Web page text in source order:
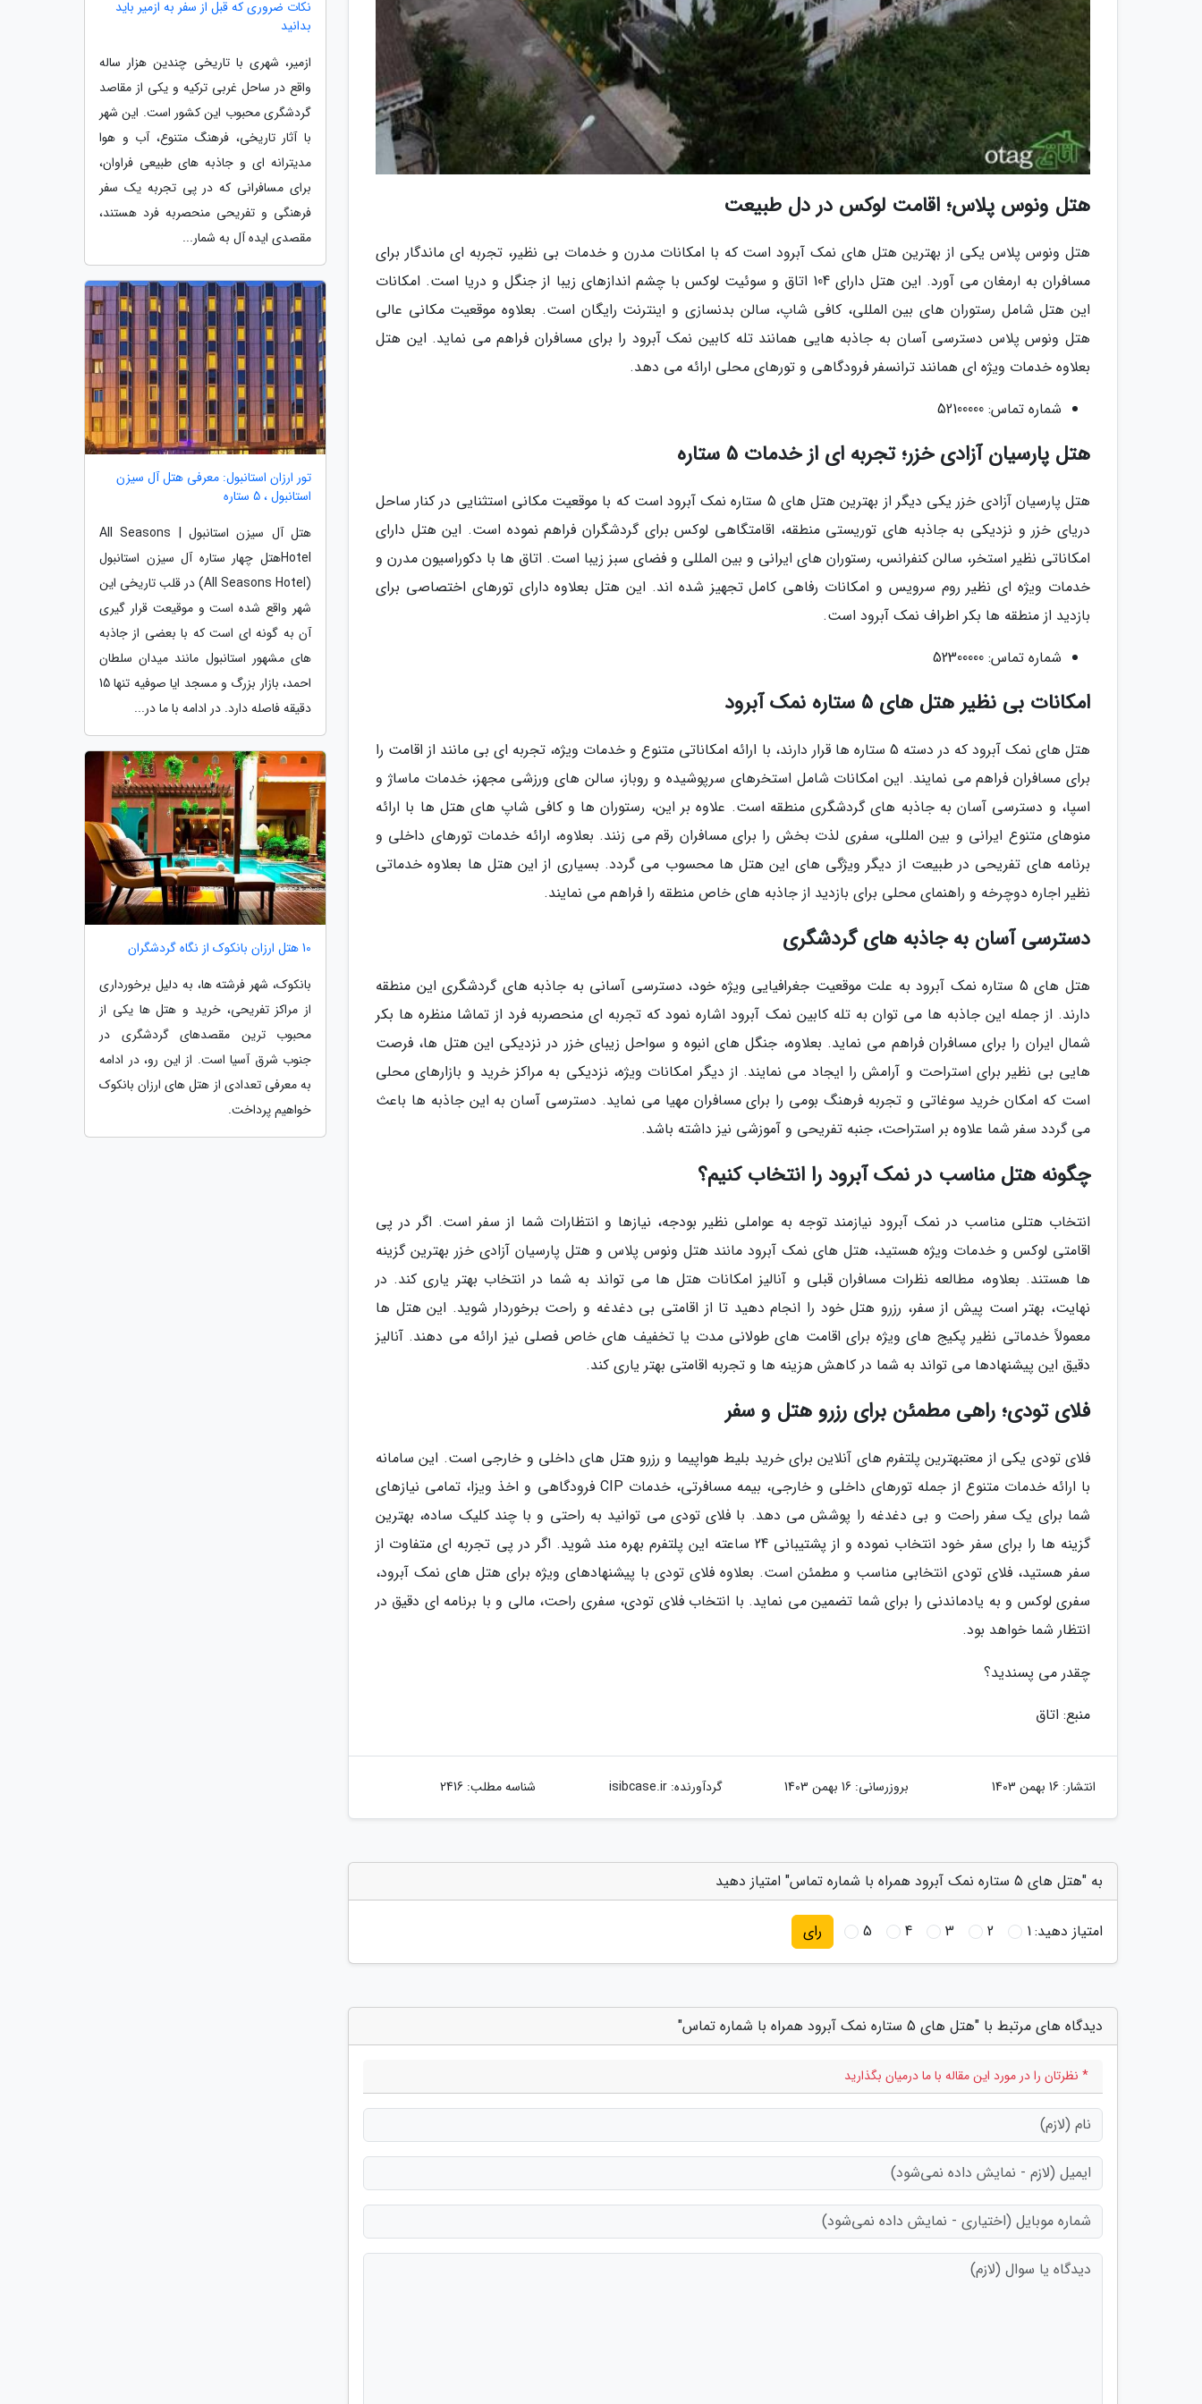
هتل ونوس پلاس؛ اقامت لوکس در دل طبیعت
هتل ونوس پلاس یکی از بهترین هتل های نمک آبرود است که با امکانات مدرن و خدمات بی نظیر، تجربه ای ماندگار برای
مسافران به ارمغان می آورد. این هتل دارای 104 اتاق و سوئیت لوکس با چشم اندازهای زیبا از جنگل و دریا است. امکانات
این هتل شامل رستوران های بین المللی، کافی شاپ، سالن بدنسازی و اینترنت رایگان است. بعلاوه موقعیت مکانی عالی
هتل ونوس پلاس دسترسی آسان به جاذبه هایی همانند تله کابین نمک آبرود را برای مسافران فراهم می نماید. این هتل
بعلاوه خدمات ویژه ای همانند ترانسفر فرودگاهی و تورهای محلی ارائه می دهد.
شماره تماس: 52100000
هتل پارسیان آزادی خزر؛ تجربه ای از خدمات 5 ستاره
هتل پارسیان آزادی خزر یکی دیگر از بهترین هتل های 5 ستاره نمک آبرود است که با موقعیت مکانی استثنایی در کنار ساحل
دریای خزر و نزدیکی به جاذبه های توریستی منطقه، اقامتگاهی لوکس برای گردشگران فراهم نموده است. این هتل دارای
امکاناتی نظیر استخر، سالن کنفرانس، رستوران های ایرانی و بین المللی و فضای سبز زیبا است. اتاق ها با دکوراسیون مدرن و
خدمات ویژه ای نظیر روم سرویس و امکانات رفاهی کامل تجهیز شده اند. این هتل بعلاوه دارای تورهای اختصاصی برای
بازدید از منطقه ها بکر اطراف نمک آبرود است.
شماره تماس: 52300000
امکانات بی نظیر هتل های 5 ستاره نمک آبرود
هتل های نمک آبرود که در دسته 5 ستاره ها قرار دارند، با ارائه امکاناتی متنوع و خدمات ویژه، تجربه ای بی مانند از اقامت را
برای مسافران فراهم می نمایند. این امکانات شامل استخرهای سرپوشیده و روباز، سالن های ورزشی مجهز، خدمات ماساژ و
اسپا، و دسترسی آسان به جاذبه های گردشگری منطقه است. علاوه بر این، رستوران ها و کافی شاپ های هتل ها با ارائه
منوهای متنوع ایرانی و بین المللی، سفری لذت بخش را برای مسافران رقم می زنند. بعلاوه، ارائه خدمات تورهای داخلی و
برنامه های تفریحی در طبیعت از دیگر ویژگی های این هتل ها محسوب می گردد. بسیاری از این هتل ها بعلاوه خدماتی
نظیر اجاره دوچرخه و راهنمای محلی برای بازدید از جاذبه های خاص منطقه را فراهم می نمایند.
دسترسی آسان به جاذبه های گردشگری
هتل های 5 ستاره نمک آبرود به علت موقعیت جغرافیایی ویژه خود، دسترسی آسانی به جاذبه های گردشگری این منطقه
دارند. از جمله این جاذبه ها می توان به تله کابین نمک آبرود اشاره نمود که تجربه ای منحصربه فرد از تماشا منظره ها بکر
شمال ایران را برای مسافران فراهم می نماید. بعلاوه، جنگل های انبوه و سواحل زیبای خزر در نزدیکی این هتل ها، فرصت
هایی بی نظیر برای استراحت و آرامش را ایجاد می نمایند. از دیگر امکانات ویژه، نزدیکی به مراکز خرید و بازارهای محلی
است که امکان خرید سوغاتی و تجربه فرهنگ بومی را برای مسافران مهیا می نماید. دسترسی آسان به این جاذبه ها باعث
می گردد سفر شما علاوه بر استراحت، جنبه تفریحی و آموزشی نیز داشته باشد.
چگونه هتل مناسب در نمک آبرود را انتخاب کنیم؟
انتخاب هتلی مناسب در نمک آبرود نیازمند توجه به عواملی نظیر بودجه، نیازها و انتظارات شما از سفر است. اگر در پی
اقامتی لوکس و خدمات ویژه هستید، هتل های نمک آبرود مانند هتل ونوس پلاس و هتل پارسیان آزادی خزر بهترین گزینه
ها هستند. بعلاوه، مطالعه نظرات مسافران قبلی و آنالیز امکانات هتل ها می تواند به شما در انتخاب بهتر یاری کند. در
نهایت، بهتر است پیش از سفر، رزرو هتل خود را انجام دهید تا از اقامتی بی دغدغه و راحت برخوردار شوید. این هتل ها
معمولاً خدماتی نظیر پکیج های ویژه برای اقامت های طولانی مدت یا تخفیف های خاص فصلی نیز ارائه می دهند. آنالیز
دقیق این پیشنهادها می تواند به شما در کاهش هزینه ها و تجربه اقامتی بهتر یاری کند.
فلای تودی؛ راهی مطمئن برای رزرو هتل و سفر
فلای تودی یکی از معتبهترین پلتفرم های آنلاین برای خرید بلیط هواپیما و رزرو هتل های داخلی و خارجی است. این سامانه
با ارائه خدمات متنوع از جمله تورهای داخلی و خارجی، بیمه مسافرتی، خدمات CIP فرودگاهی و اخذ ویزا، تمامی نیازهای
شما برای یک سفر راحت و بی دغدغه را پوشش می دهد. با فلای تودی می توانید به راحتی و با چند کلیک ساده، بهترین
گزینه ها را برای سفر خود انتخاب نموده و از پشتیبانی 24 ساعته این پلتفرم بهره مند شوید. اگر در پی تجربه ای متفاوت از
سفر هستید، فلای تودی انتخابی مناسب و مطمئن است. بعلاوه فلای تودی با پیشنهادهای ویژه برای هتل های نمک آبرود،
سفری لوکس و به یادماندنی را برای شما تضمین می نماید. با انتخاب فلای تودی، سفری راحت، مالی و با برنامه ای دقیق در
انتظار شما خواهد بود.
چقدر می پسندید؟
منبع: اتاق
انتشار: 16 بهمن 1403 بروزرسانی: 16 بهمن 1403 گردآورنده:isibcase.ir شناسه مطلب: 2416
به "هتل های 5 ستاره نمک آبرود همراه با شماره تماس" امتیاز دهید
امتیاز دهید:1
2
3
4
5 رای
دیدگاه های مرتبط با "هتل های 5 ستاره نمک آبرود همراه با شماره تماس"
* نظرتان را در مورد این مقاله با ما درمیان بگذارید
نکات ضروری که قبل از سفر به ازمیر باید
بدانید
ازمیر، شهری با تاریخی چندین هزار ساله
واقع در ساحل غربی ترکیه و یکی از مقاصد
گردشگری محبوب این کشور است. این شهر
با آثار تاریخی، فرهنگ متنوع، آب و هوا
مدیترانه ای و جاذبه های طبیعی فراوان،
برای مسافرانی که در پی تجربه یک سفر
فرهنگی و تفریحی منحصربه فرد هستند،
مقصدی ایده آل به شمار...
تور ارزان استانبول: معرفی هتل آل سیزن
استانبول ، 5 ستاره
هتل آل سیزن استانبول | All Seasons
Hotelهتل چهار ستاره آل سیزن استانبول
(All Seasons Hotel) در قلب تاریخی این
شهر واقع شده است و موقیعت قرار گیری
آن به گونه ای است که با بعضی از جاذبه
های مشهور استانبول مانند میدان سلطان
احمد، بازار بزرگ و مسجد ایا صوفیه تنها 15
دقیقه فاصله دارد. در ادامه با ما در...
10 هتل ارزان بانکوک از نگاه گردشگران
بانکوک، شهر فرشته ها، به دلیل برخورداری
از مراکز تفریحی، خرید و هتل ها یکی از
محبوب ترین مقصدهای گردشگری در
جنوب شرق آسیا است. از این رو، در ادامه
به معرفی تعدادی از هتل های ارزان بانکوک
خواهیم پرداخت.